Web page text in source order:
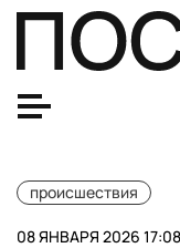
происшествия
08 ЯНВАРЯ 2026 17:08
Нефтяной танкер